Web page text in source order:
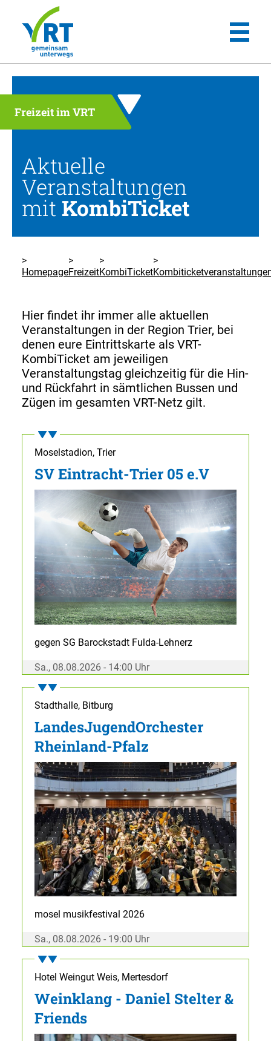
Freizeit im VRT
Aktuelle
Veranstaltungen
mit KombiTicket
HomepageFreizeitKombiTicket
Hier findet ihr immer alle aktuellen
Veranstaltungen in der Region Trier, bei
denen eure Eintrittskarte als VRT-
KombiTicket am jeweiligen
Veranstaltungstag gleichzeitig für die Hin-
und Rückfahrt in sämtlichen Bussen und
Zügen im gesamten VRT-Netz gilt.
Moselstadion, Trier
SV Eintracht-Trier 05 e.V
gegen SG Barockstadt Fulda-Lehnerz
Sa., 08.08.2026 - 14:00 Uhr
Stadthalle, Bitburg
LandesJugendOrchester
Rheinland-Pfalz
mosel musikfestival 2026
Sa., 08.08.2026 - 19:00 Uhr
Hotel Weingut Weis, Mertesdorf
Weinklang - Daniel Stelter &
Friends